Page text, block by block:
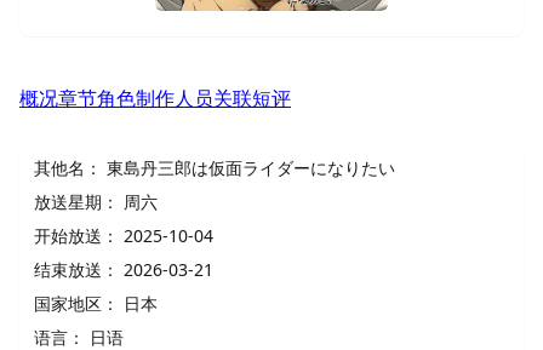
概况章节角色制作人员关联短评
其他名： 東島丹三郎は仮面ライダーになりたい
放送星期： 周六
开始放送： 2025-10-04
结束放送： 2026-03-21
国家地区：
日本
语言：
日语